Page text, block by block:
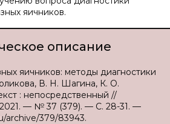
яичников.
описание
яичников: методы диагностики
В. Н. Шагина, К. О.
: непосредственный //
— № 37 (379). — С. 28-31. —
archive/379/83943.